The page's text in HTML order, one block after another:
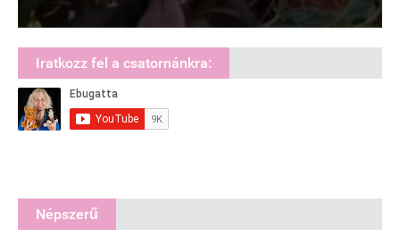
Iratkozz fel a csatornánkra:
Népszerű